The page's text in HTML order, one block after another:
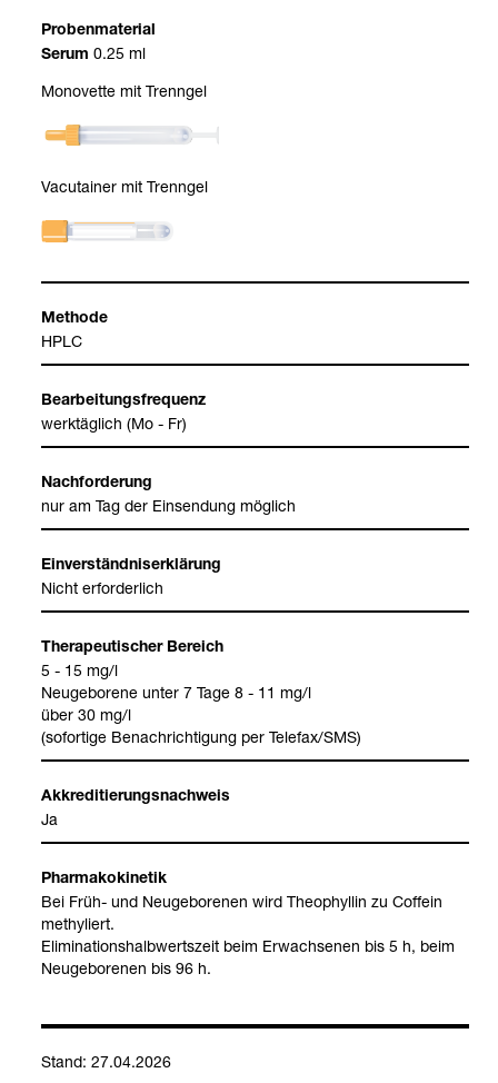
Pro­ben­ma­te­rial
Serum 0.25 ml
Mono­vette mit Trenn­gel
Vacu­tai­ner mit Trenn­gel
Methode
HPLC
Bear­bei­tungs­fre­quenz
werk­täg­lich (Mo - Fr)
Nach­for­de­rung
nur am Tag der Ein­sen­dung mög­lich
Ein­ver­ständ­nis­er­klä­rung
Nicht erfor­der­lich
The­ra­peu­ti­scher Bereich
5 - 15 mg/l
Neu­ge­bo­rene unter 7 Tage 8 - 11 mg/l
über 30 mg/l
(sofor­tige Benach­rich­ti­gung per Tele­fax/SMS)
Akkre­di­tie­rungs­nach­weis
Ja
Phar­ma­ko­ki­ne­tik
Bei Früh-​ und Neu­ge­bo­re­nen wird Theo­phyl­lin zu Cof­fein
methy­liert.
Eli­mi­na­ti­ons­halb­werts­zeit beim Erwach­se­nen bis 5 h, beim
Neu­ge­bo­re­nen bis 96 h.
Stand: 27.04.2026